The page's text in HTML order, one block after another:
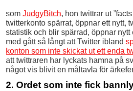
som JudgyBitch, hon twittrar ut
twitterkonto spärrat, öppnar ett nytt,
statistik och blir spärrad, öppnar
med gått så långt att Twitter ibland
konton som inte skickat ut ett enda
att twittraren har lyckats hamna på
något vis blivit en måltavla för
2. Ordet som inte fick